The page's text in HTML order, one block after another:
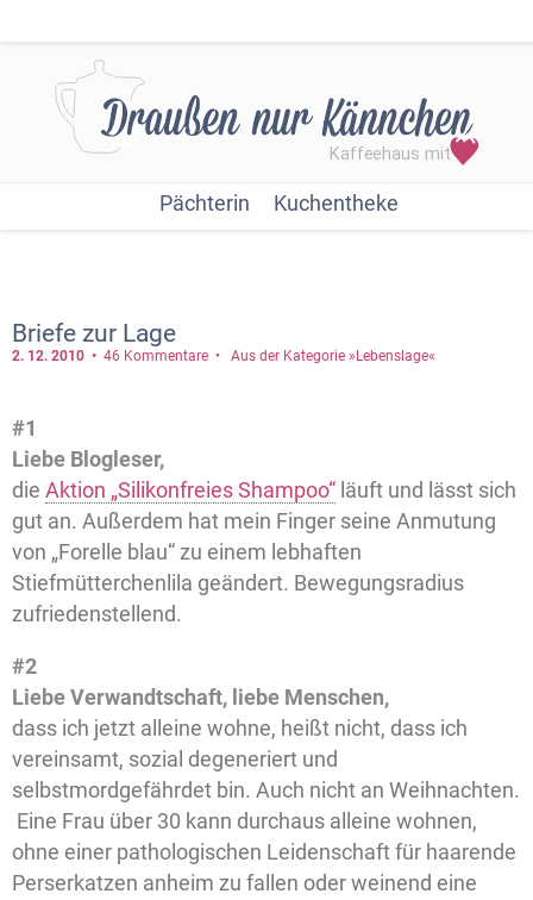
Pächterin Kuchentheke
Briefe zur Lage
2. 12. 2010 46 Kommentare Aus der Kategorie »Lebenslage«
#1
Liebe Blogleser,
die Aktion „Silikonfreies Shampoo“ läuft und lässt sich
gut an. Außerdem hat mein Finger seine Anmutung
von „Forelle blau“ zu einem lebhaften
Stiefmütterchenlila geändert. Bewegungsradius
zufriedenstellend.
#2
Liebe Verwandtschaft, liebe Menschen,
dass ich jetzt alleine wohne, heißt nicht, dass ich
vereinsamt, sozial degeneriert und
selbstmordgefährdet bin. Auch nicht an Weihnachten.
Eine Frau über 30 kann durchaus alleine wohnen,
ohne einer pathologischen Leidenschaft für haarende
Perserkatzen anheim zu fallen oder weinend eine